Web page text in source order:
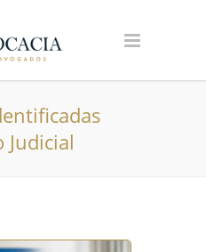
Judicial